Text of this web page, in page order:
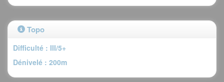
Topo
Difficulté : III/5+
Dénivelé : 200m